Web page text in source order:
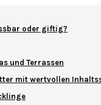
oder giftig?
und Terrassen
mit wertvollen